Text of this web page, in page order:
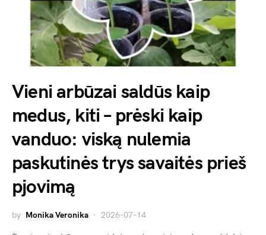
Vieni arbūzai saldūs kaip
medus, kiti – prėski kaip
vanduo: viską nulemia
paskutinės trys savaitės prieš
pjovimą
by Monika Veronika 2026-07-14